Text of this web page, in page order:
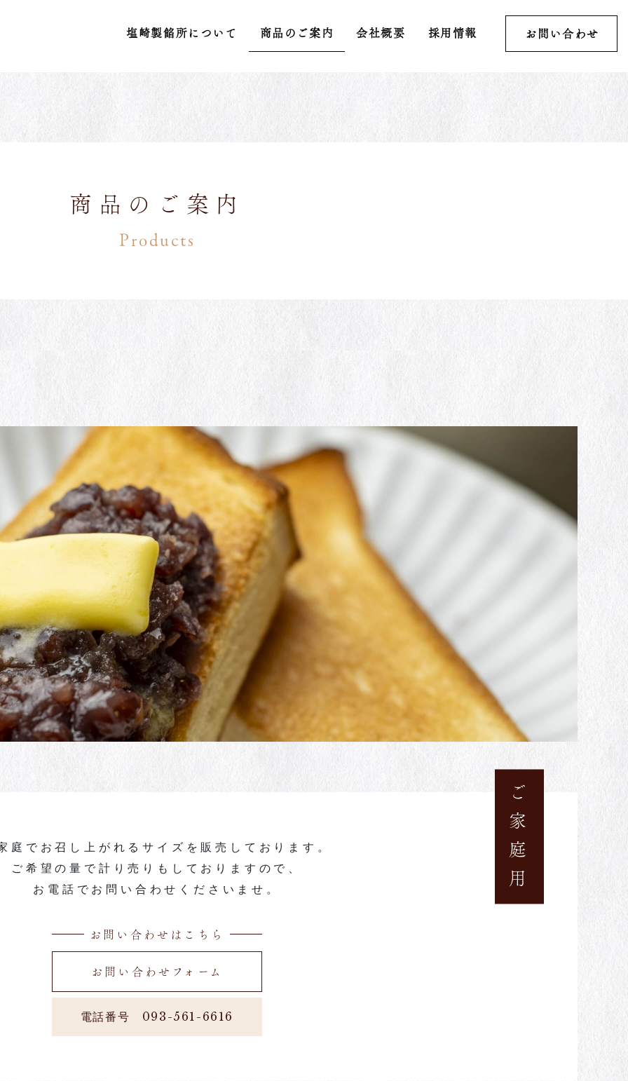
塩崎製餡所について 商品のご案内 会社概要 採用情報 お問い合わせ
商品のご案内
Products
ご家庭用
庭でお召し上がれるサイズを 販売しております。
ご希望の量で計り売りも しておりますので、
お電話で お問い合わせくださいませ。
お問い合わせはこちら
お問い合わせフォーム
電話番号 093-561-6616